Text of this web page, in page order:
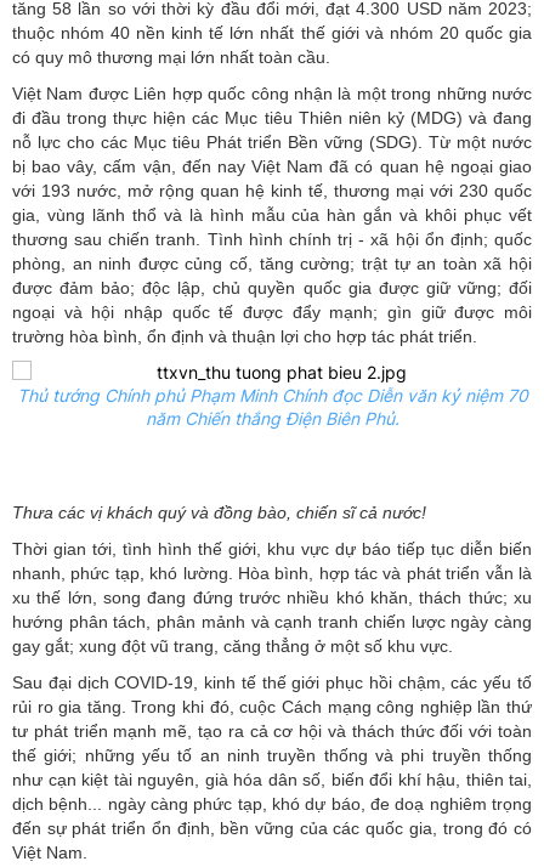
tăng 58 lần so với thời kỳ đầu đổi mới, đạt 4.300 USD năm 2023;
thuộc nhóm 40 nền kinh tế lớn nhất thế giới và nhóm 20 quốc gia
có quy mô thương mại lớn nhất toàn cầu.
Việt Nam được Liên hợp quốc công nhận là một trong những nước
đi đầu trong thực hiện các Mục tiêu Thiên niên kỷ (MDG) và đang
nỗ lực cho các Mục tiêu Phát triển Bền vững (SDG). Từ một nước
bị bao vây, cấm vận, đến nay Việt Nam đã có quan hệ ngoại giao
với 193 nước, mở rộng quan hệ kinh tế, thương mại với 230 quốc
gia, vùng lãnh thổ và là hình mẫu của hàn gắn và khôi phục vết
thương sau chiến tranh. Tình hình chính trị - xã hội ổn định; quốc
phòng, an ninh được củng cố, tăng cường; trật tự an toàn xã hội
được đảm bảo; độc lập, chủ quyền quốc gia được giữ vững; đối
ngoại và hội nhập quốc tế được đẩy mạnh; gìn giữ được môi
trường hòa bình, ổn định và thuận lợi cho hợp tác phát triển.
Thủ tướng Chính phủ Phạm Minh Chính đọc Diễn văn kỷ niệm 70
năm Chiến thắng Điện Biên Phủ.
Thưa các vị khách quý và đồng bào, chiến sĩ cả nước!
Thời gian tới, tình hình thế giới, khu vực dự báo tiếp tục diễn biến
nhanh, phức tạp, khó lường. Hòa bình, hợp tác và phát triển vẫn là
xu thế lớn, song đang đứng trước nhiều khó khăn, thách thức; xu
hướng phân tách, phân mảnh và cạnh tranh chiến lược ngày càng
gay gắt; xung đột vũ trang, căng thẳng ở một số khu vực.
Sau đại dịch COVID-19, kinh tế thế giới phục hồi chậm, các yếu tố
rủi ro gia tăng. Trong khi đó, cuộc Cách mạng công nghiệp lần thứ
tư phát triển mạnh mẽ, tạo ra cả cơ hội và thách thức đối với toàn
thế giới; những yếu tố an ninh truyền thống và phi truyền thống
như cạn kiệt tài nguyên, già hóa dân số, biến đổi khí hậu, thiên tai,
dịch bệnh... ngày càng phức tạp, khó dự báo, đe doạ nghiêm trọng
đến sự phát triển ổn định, bền vững của các quốc gia, trong đó có
Việt Nam.